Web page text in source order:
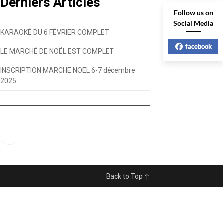
KARAOKÉ DU 6 FÉVRIER COMPLET
LE MARCHÉ DE NOËL EST COMPLET
INSCRIPTION MARCHE NOEL 6-7 décembre
2025
Back to Top ↑
Follow us on
Social Media
facebook